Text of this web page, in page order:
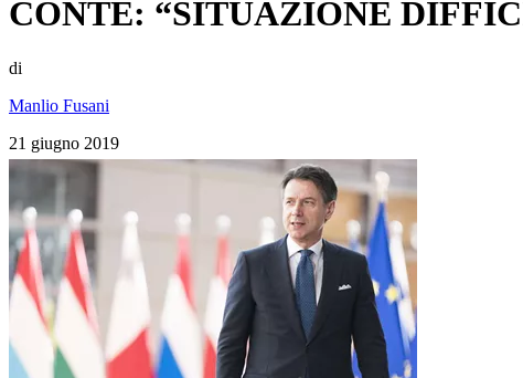
CONTE: “SITUAZIONE
di
Manlio Fusani
21 giugno 2019